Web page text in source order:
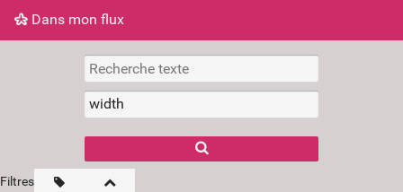
Dans mon flux
Dans mon flux Nuage de tags Mur d'images
Filtres